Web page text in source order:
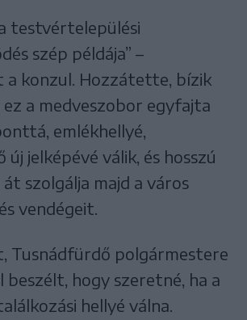
testvértelepülési
szép példája” –
konzul. Hozzátette, bízik
ez a medveszobor egyfajta
emlékhellyé,
jelképévé válik, és hosszú
szolgálja majd a város
vendégeit.
Tusnádfürdő polgármestere
beszélt, hogy szeretné, ha a
hellyé válna.